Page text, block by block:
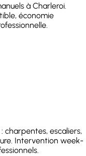
à Charleroi.
économie
charpentes, escaliers,
Intervention week-